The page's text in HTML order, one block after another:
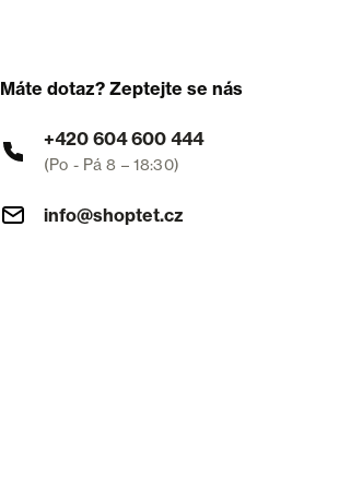
Máte dotaz? Zeptejte se nás
+420 604 600 444
(Po - Pá 8 – 18:30)
info@shoptet.cz